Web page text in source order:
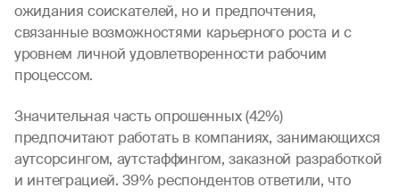
ожидания соискателей, но и предпочтения,
связанные возможностями карьерного роста и с
уровнем личной удовлетворенности рабочим
процессом.
Значительная часть опрошенных (42%)
предпочитают работать в компаниях, занимающихся
аутсорсингом, аутстаффингом, заказной разработкой
и интеграцией. 39% респондентов ответили, что